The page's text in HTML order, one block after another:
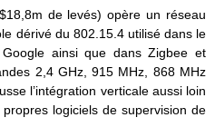
de levés) opère un réseau
dérivé du 802.15.4 utilisé dans le
ainsi que dans Zigbee et
2,4 GHz, 915 MHz, 868 MHz
l’intégration verticale aussi loin
logiciels de supervision de